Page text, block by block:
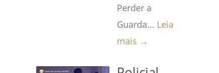
Perder a
Guarda... Leia
mais →